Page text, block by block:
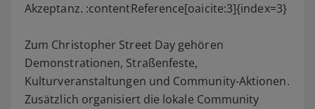
Akzeptanz. :contentReference[oaicite:3]{index=3}
Zum Christopher Street Day gehören
Demonstrationen, Straßenfeste,
Kulturveranstaltungen und Community-Aktionen.
Zusätzlich organisiert die lokale Community